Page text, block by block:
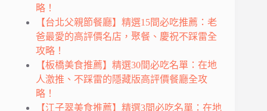
略！
【台北父親節餐廳】精選15間必吃推薦：老
爸最愛的高評價名店，聚餐、慶祝不踩雷全
攻略！
【板橋美食推薦】精選30間必吃名單：在地
人激推、不踩雷的隱藏版高評價餐廳全攻
略！
【江子翠美食推薦】精選3間必吃名單：在地